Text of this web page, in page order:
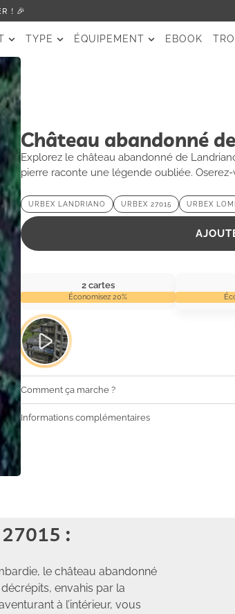
! 🎉
TYPE ÉQUIPEMENT EBOOK
Château abandonné
Explorez le château abandonné de
pierre raconte une légende oubliée.
URBEX LANDRIANO URBEX 27015 URBEX
2 cartes
Économisez 20%
Comment ça marche ?
Informations complémentaires
:
le château abandonné
envahis par la
à l’intérieur, vous